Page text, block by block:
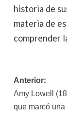
historia de
materia de
comprender
de
entradas
Anterior:
Amy Lowell
que marcó